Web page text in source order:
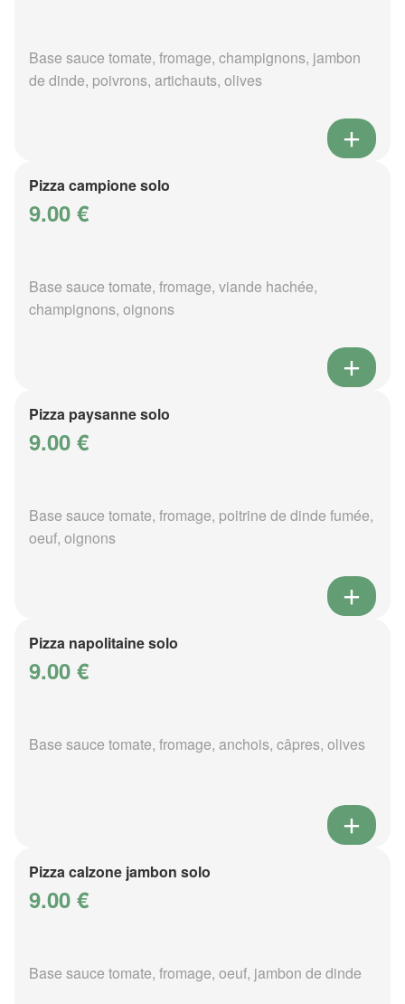
Base sauce tomate, fromage, champignons, jambon
de dinde, poivrons, artichauts, olives
Pizza campione solo
9.00 €
Base sauce tomate, fromage, viande hachée,
champignons, oignons
Pizza paysanne solo
9.00 €
Base sauce tomate, fromage, poitrine de dinde fumée,
oeuf, oignons
Pizza napolitaine solo
9.00 €
Base sauce tomate, fromage, anchois, câpres, olives
Pizza calzone jambon solo
9.00 €
Base sauce tomate, fromage, oeuf, jambon de dinde